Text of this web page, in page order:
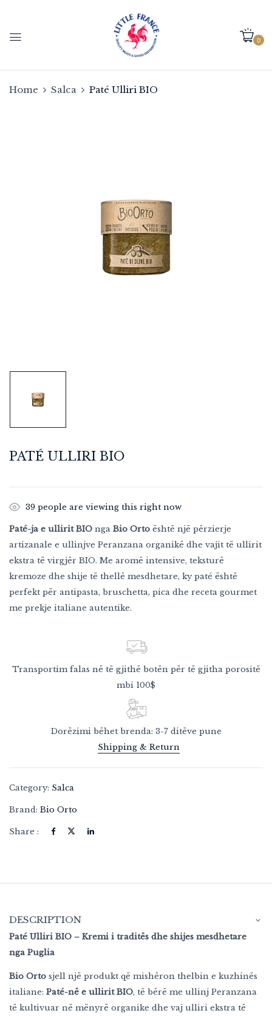
0
Home Salca Paté Ulliri BIO
PATÉ ULLIRI BIO
39 people are viewing this right now
Paté-ja e ullirit BIO nga Bio Orto është një përzierje
artizanale e ullinjve Peranzana organikë dhe vajit të ullirit
ekstra të virgjër BIO. Me aromë intensive, teksturë
kremoze dhe shije të thellë mesdhetare, ky paté është
perfekt për antipasta, bruschetta, pica dhe receta gourmet
me prekje italiane autentike.
Transportim falas në të gjithë botën për të gjitha porositë
mbi 100$
Dorëzimi bëhet brenda: 3-7 ditëve pune
Shipping & Return
Category: Salca
Brand: Bio Orto
Share :
DESCRIPTION
Paté Ulliri BIO – Kremi i traditës dhe shijes mesdhetare
nga Puglia
Bio Orto sjell një produkt që mishëron thelbin e kuzhinës
italiane: Paté-në e ullirit BIO, të bërë me ullinj Peranzana
të kultivuar në mënyrë organike dhe vaj ulliri ekstra të